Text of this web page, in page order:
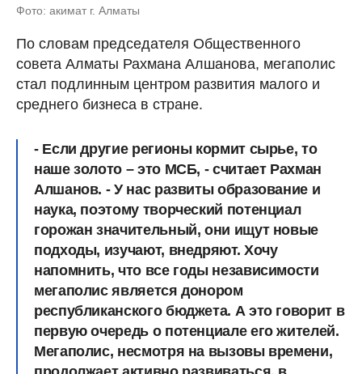
Фото: акимат г. Алматы
По словам председателя Общественного
совета Алматы Рахмана Алшанова, мегаполис
стал подлинным центром развития малого и
среднего бизнеса в стране.
- Если другие регионы кормит сырье, то
наше золото – это МСБ, - считает Рахман
Алшанов. - У нас развиты образование и
наука, поэтому творческий потенциал
горожан значительный, они ищут новые
подходы, изучают, внедряют. Хочу
напомнить, что все годы независимости
мегаполис является донором
республиканского бюджета. А это говорит в
первую очередь о потенциале его жителей.
Мегаполис, несмотря на вызовы времени,